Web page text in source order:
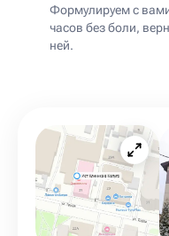
Формулируем с
часов без боли,
ней.